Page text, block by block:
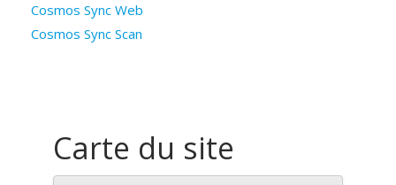
Connexion
Cosmos Sync Web
Cosmos Sync Scan
Carte du site